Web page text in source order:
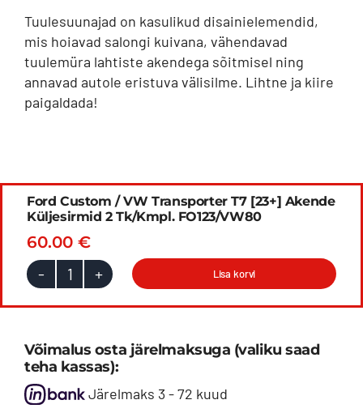
Tuulesuunajad on kasulikud disainielemendid,
mis hoiavad salongi kuivana, vähendavad
tuulemüra lahtiste akendega sõitmisel ning
annavad autole eristuva välisilme. Lihtne ja kiire
paigaldada!
Ford Custom / VW Transporter T7 [23+] Akende
Küljesirmid 2 Tk/kmpl. FO123/VW80
60.00 €
Ford
Custom
VW
Transporter
T7
Lisa korvi
Võimalus osta järelmaksuga (valiku saad
teha kassas):
Järelmaks 3 - 72 kuud